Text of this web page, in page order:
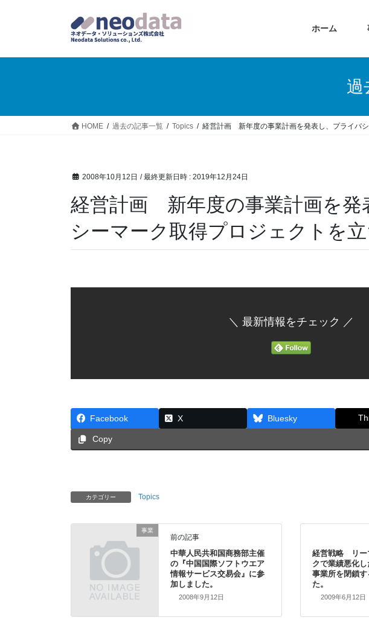
ホーム
過
HOME 過去の記事一覧 Topics 経営計画 新年度の事業計画を発表し、プライバシ
2008年10月12日 / 最終更新日時 : 2019年12月24日
経営計画 新年度の事業計画を発
シーマーク取得プロジェクトを立
＼ 最新情報をチェック ／
Facebook X Bluesky
Copy
カテゴリー Topics
事業
前の記事
中華人民共和国商務部主催
の『中国国際ソフトウエア
情報サービス交易会』に参
加しました。
2008年9月12日
経営戦略 リー
クで業績悪化
事業所を閉鎖
た。
2009年6月12日